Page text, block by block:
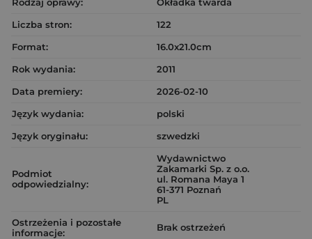
Liczba stron:
122
Format:
16.0x21.0cm
Rok wydania:
2011
Data premiery:
2026-02-10
Język wydania:
polski
Język oryginału:
szwedzki
Podmiot
odpowiedzialny:
Wydawnictwo
Zakamarki Sp. z o.o.
ul. Romana Maya 1
61-371 Poznań
PL
Ostrzeżenia i pozostałe
informacje:
Brak ostrzeżeń